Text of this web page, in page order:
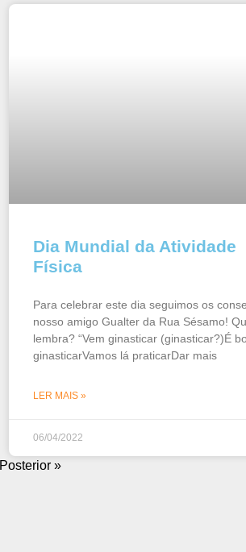
Dia Mundial da Atividade
Física
Para celebrar este dia seguimos os
nosso amigo Gualter da Rua Sésamo!
lembra? “Vem ginasticar (ginasticar?)É
ginasticarVamos lá praticarDar mais
LER MAIS »
06/04/2022
Posterior »